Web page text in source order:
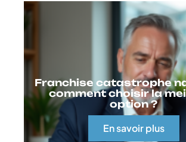
Franchise catastrophe
comment choisir la
option ?
En savoir plus